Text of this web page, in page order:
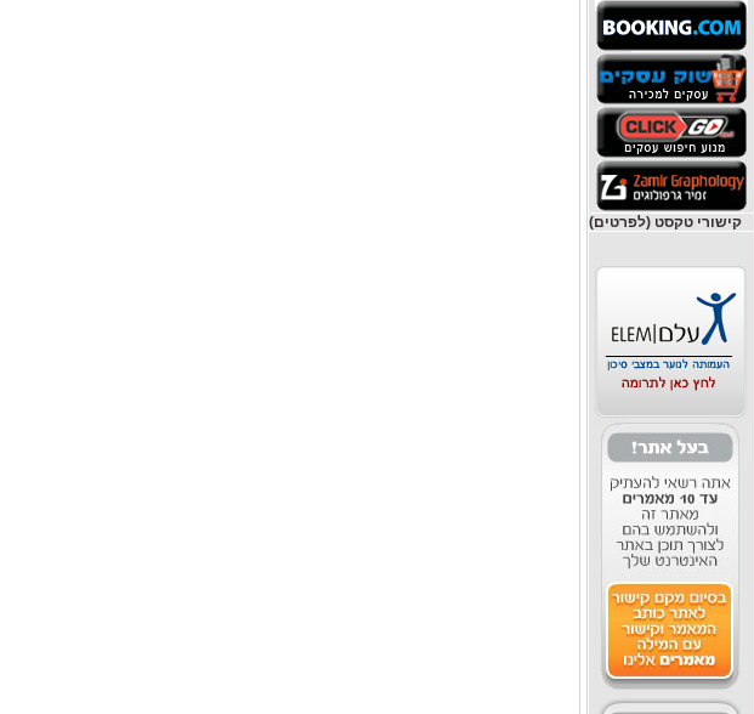
קישורי טקסט (לפרטים)